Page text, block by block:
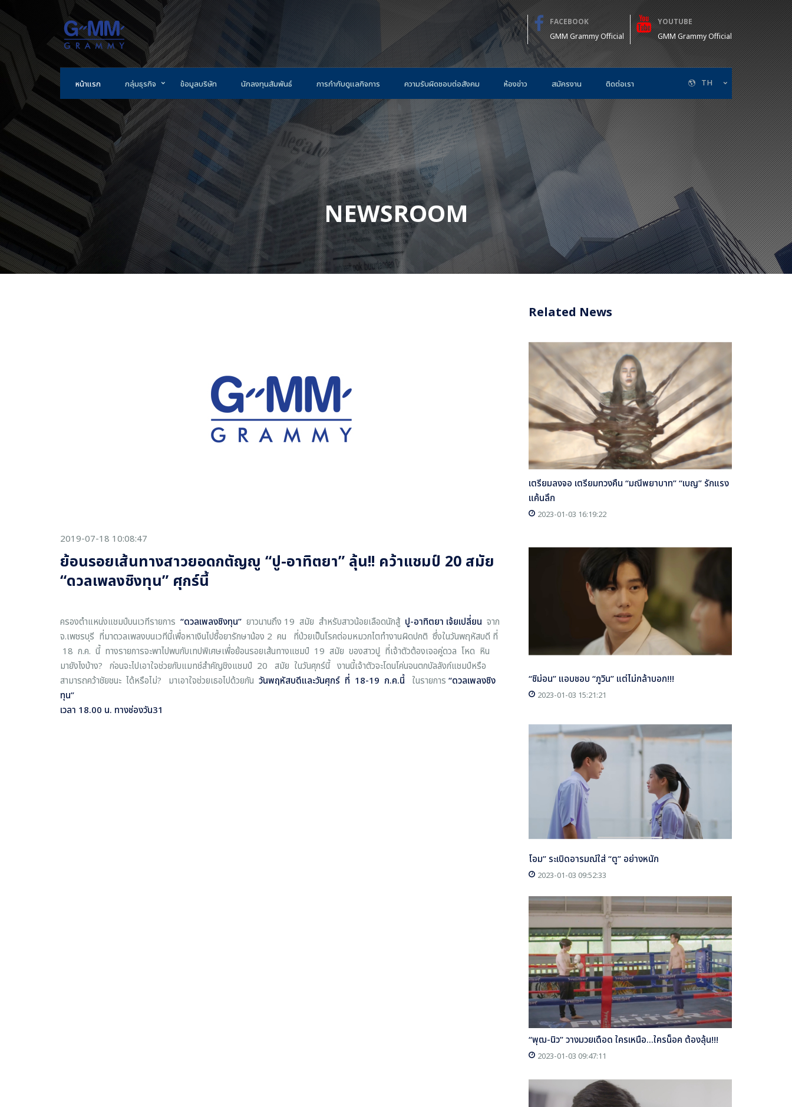
FACEBOOK
GMM Grammy Official
YOUTUBE
GMM Grammy Official
หน้าแรก กลุ่มธุรกิจ ข้อมูลบริษัท นักลงทุนสัมพันธ์ การกำกับดูแลกิจการ ความรับผิดชอบต่อสังคม ห้องข่าว สมัครงาน ติดต่อเรา TH
NEWSROOM
2019-07-18 10:08:47
ย้อนรอยเส้นทางสาวยอดกตัญญู “ปู-อาทิตยา” ลุ้น!! คว้าแชมป์ 20 สมัย
“ดวลเพลงชิงทุน” ศุกร์นี้
ครองตำแหน่งแชมป์บนเวทีรายการ “ดวลเพลงชิงทุน” ยาวนานถึง 19 สมัย สำหรับสาวน้อยเลือดนักสู้ ปู-อาทิตยา เจ้ยเปลี่ยน จาก
จ.เพชรบุรี ที่มาดวลเพลงบนเวทีนี้เพื่อหาเงินไปซื้อยารักษาน้อง 2 คน ที่ป่วยเป็นโรคต่อมหมวกไตทำงานผิดปกติ ซึ่งในวันพฤหัสบดี ที่
18 ก.ค. นี้ ทางรายการจะพาไปพบกับเทปพิเศษเพื่อย้อนรอยเส้นทางแชมป์ 19 สมัย ของสาวปู ที่เจ้าตัวต้องเจอคู่ดวล โหด หิน
มายังไงบ้าง? ก่อนจะไปเอาใจช่วยกับแมทช์สำคัญชิงแชมป์ 20 สมัย ในวันศุกร์นี้ งานนี้เจ้าตัวจะโดนโค่นจนตกบัลลังก์แชมป์หรือ
สามารถคว้าชัยชนะ ได้หรือไม่? มาเอาใจช่วยเธอไปด้วยกัน วันพฤหัสบดีและวันศุกร์ ที่ 18-19 ก.ค.นี้ ในรายการ “ดวลเพลงชิง
ทุน”
เวลา 18.00 น. ทางช่องวัน31
Related News
เตรียมลงจอ เตรียมทวงคืน “มณีพยาบาท” “เบญ” รักแรง
แค้นลึก
2023-01-03 16:19:22
“ชิม่อน” แอบชอบ “ภูวิน” แต่ไม่กล้าบอก!!!
2023-01-03 15:21:21
โอม” ระเบิดอารมณ์ใส่ “ตู” อย่างหนัก
2023-01-03 09:52:33
“พุฒ-นิว” วางมวยเดือด ใครเหนือ...ใครน็อค ต้องลุ้น!!!
2023-01-03 09:47:11